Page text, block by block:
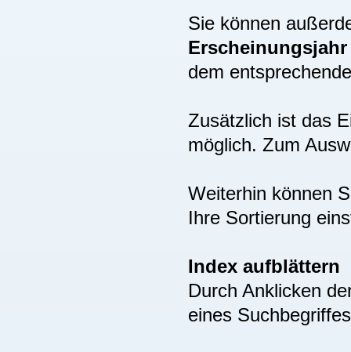
Sie können
dem
Zusätzlich ist das
möglich. Zum
Weiterhin können
Ihre Sortierung
Index aufblättern
Durch Anklicken
eines